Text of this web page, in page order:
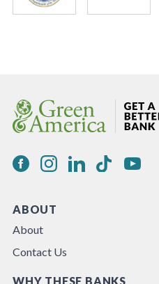
ABOUT
About
Contact Us
WHY THESE BANKS